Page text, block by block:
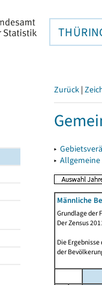
Zurück |
▸
▸
Männliche
Grundlage der
Der Zensus
Die
der